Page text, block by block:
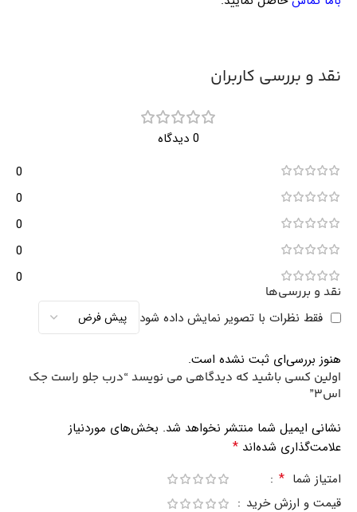
نقد و بررسی کاربران
0 دیدگاه
0
0
0
0
0
نقد و بررسی‌ها
فقط نظرات با تصویر نمایش داده شود
هنوز بررسی‌ای ثبت نشده است.
اولین کسی باشید که دیدگاهی می نویسد “درب جلو راست جک
اس3”
نشانی ایمیل شما منتشر نخواهد شد. بخش‌های موردنیاز
علامت‌گذاری شده‌اند *
امتیاز شما *
قیمت و ارزش خرید